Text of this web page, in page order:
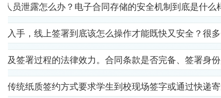
员泄露怎么办？电子合同存储的安全机制到底是什
入手，线上签署到底该怎么操作才能既快又安全？
签署过程的法律效力。合同条款是否完备、签署
统纸质签约方式要求学生到校现场签字或通过快